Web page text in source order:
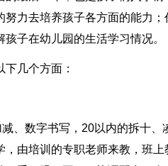
努力去培养孩子各方面的能力
子在幼儿园的生活学习情况。
几个方面：
、数字书写，20以内的拆十、
，由培训的专职老师来教，班